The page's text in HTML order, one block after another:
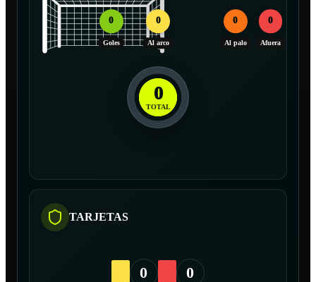
0
Goles
0
Al arco
0
Al palo
0
Afuera
0
TOTAL
TARJETAS
0 0